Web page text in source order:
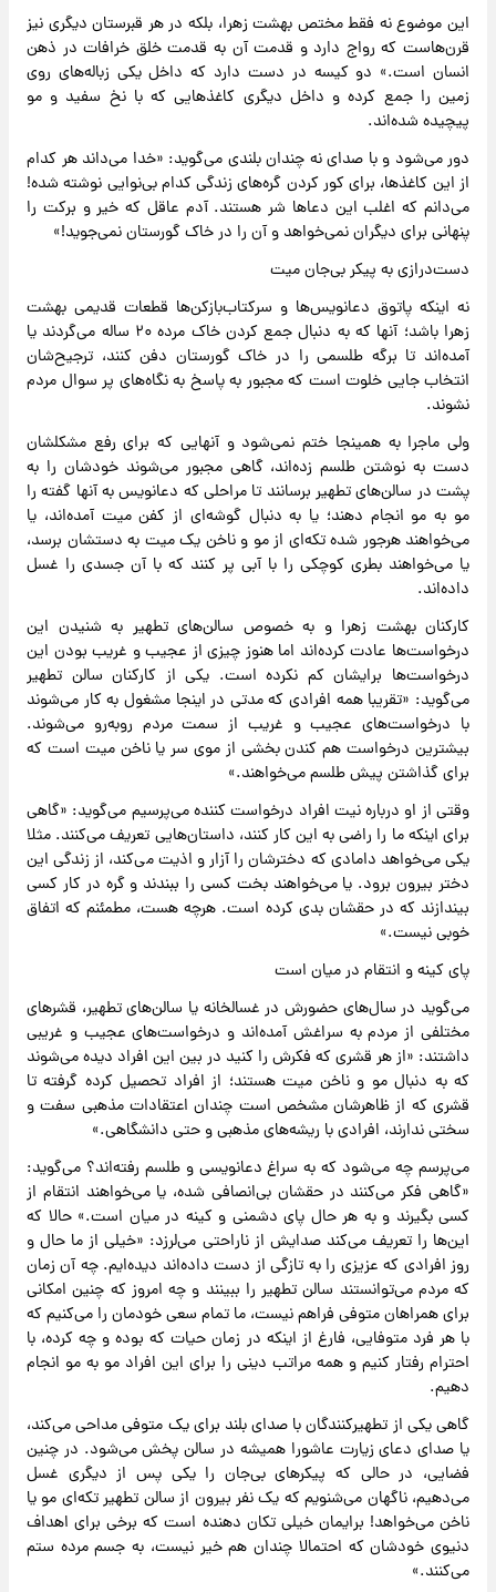
این موضوع نه فقط مختص بهشت زهرا، بلکه در هر قبرستان دیگری نیز
قرن‌هاست که رواج دارد و قدمت آن به قدمت خلق خرافات در ذهن
انسان است.» دو کیسه در دست دارد که داخل یکی زباله‌های روی
زمین را جمع کرده و داخل دیگری کاغذهایی که با نخ سفید و مو
پیچیده شده‌اند.
دور می‌شود و با صدای نه چندان بلندی می‌گوید: «خدا می‌داند هر کدام
از این کاغذها، برای کور کردن گره‌های زندگی کدام بی‌نوایی نوشته شده!
می‌دانم که اغلب این دعاها شر هستند. آدم عاقل که خیر و برکت را
پنهانی برای دیگران نمی‌خواهد و آن را در خاک گورستان نمی‌جوید!»
دست‌درازی به پیکر بی‌جان میت
نه اینکه پاتوق دعانویس‌ها و سرکتاب‌بازکن‌ها قطعات قدیمی بهشت
زهرا باشد؛ آنها که به دنبال جمع کردن خاک مرده‌ ۲۰ ساله می‌گردند یا
آمده‌اند تا برگه طلسمی را در خاک گورستان دفن کنند، ترجیح‌شان
انتخاب جایی خلوت است که مجبور به پاسخ به نگاه‌های پر سوال مردم
نشوند.
ولی ماجرا به همینجا ختم نمی‌شود و آنهایی که برای رفع مشکلشان
دست به نوشتن طلسم زده‌اند، گاهی مجبور می‌شوند خودشان را به
پشت در سالن‌های تطهیر برسانند تا مراحلی که دعانویس به آنها گفته را
مو به مو انجام دهند؛ یا به دنبال گوشه‌ای از کفن میت آمده‌اند، یا
می‌خواهند هرجور شده تکه‌ای از مو و ناخن یک میت به دستشان برسد،
یا می‌خواهند بطری کوچکی را با آبی پر کنند که با آن جسدی را غسل
داده‌اند.
کارکنان بهشت زهرا و به خصوص سالن‌های تطهیر به شنیدن این
درخواست‌ها عادت کرده‌اند اما هنوز چیزی از عجیب و غریب بودن این
درخواست‌ها برایشان کم نکرده است. یکی از کارکنان سالن تطهیر
می‌گوید: «تقریبا همه افرادی که مدتی در اینجا مشغول به کار می‌شوند
با درخواست‌های عجیب و غریب از سمت مردم روبه‌رو می‌شوند.
بیشترین درخواست هم کندن بخشی از موی سر یا ناخن میت است که
برای گذاشتن پیش طلسم می‌خواهند.»
وقتی از او درباره نیت افراد درخواست کننده می‌پرسیم می‌گوید: «گاهی
برای اینکه ما را راضی به این کار کنند، داستان‌هایی تعریف می‌کنند. مثلا
یکی می‌خواهد دامادی که دخترشان را آزار و اذیت می‌کند، از زندگی این
دختر بیرون برود. یا می‌خواهند بخت کسی را ببندند و گره در کار کسی
بیندازند که در حقشان بدی کرده است. هرچه هست، مطمئنم که اتفاق
خوبی نیست.»
پای کینه و انتقام در میان است
می‌گوید در سال‌های حضورش در غسالخانه یا سالن‌های تطهیر، قشرهای
مختلفی از مردم به سراغش آمده‌اند و درخواست‌های عجیب و غریبی
داشتند: «از هر قشری که فکرش را کنید در بین این افراد دیده می‌شوند
که به دنبال مو و ناخن میت هستند؛ از افراد تحصیل کرده گرفته تا
قشری که از ظاهرشان مشخص است چندان اعتقادات مذهبی سفت و
سختی ندارند، افرادی با ریشه‌های مذهبی و حتی دانشگاهی.»
می‌پرسم چه می‌شود که به سراغ دعانویسی و طلسم رفته‌اند؟ می‌گوید:
«گاهی فکر می‌کنند در حقشان بی‌انصافی شده، یا می‌خواهند انتقام از
کسی بگیرند و به هر حال پای دشمنی و کینه در میان است.» حالا که
این‌ها را تعریف می‌کند صدایش از ناراحتی می‌لرزد: «خیلی از ما حال و
روز افرادی که عزیزی را به تازگی از دست داده‌اند دیده‌ایم. چه آن زمان
که مردم می‌توانستند سالن تطهیر را ببینند و چه امروز که چنین امکانی
برای همراهان متوفی فراهم نیست، ما تمام سعی خودمان را می‌کنیم که
با هر فرد متوفایی، فارغ از اینکه در زمان حیات که بوده و چه کرده، با
احترام رفتار کنیم و همه مراتب دینی را برای این افراد مو به مو انجام
دهیم.
گاهی یکی از تطهیرکنندگان با صدای بلند برای یک متوفی مداحی می‌کند،
یا صدای دعای زیارت عاشورا همیشه در سالن پخش می‌شود. در چنین
فضایی، در حالی که پیکرهای بی‌جان را یکی پس از دیگری غسل
می‌دهیم، ناگهان می‌شنویم که یک نفر بیرون از سالن تطهیر تکه‌ای مو یا
ناخن می‌خواهد! برایمان خیلی تکان دهنده است که برخی برای اهداف
دنیوی خودشان که احتمالا چندان هم خیر نیست، به جسم مرده ستم
می‌کنند.»